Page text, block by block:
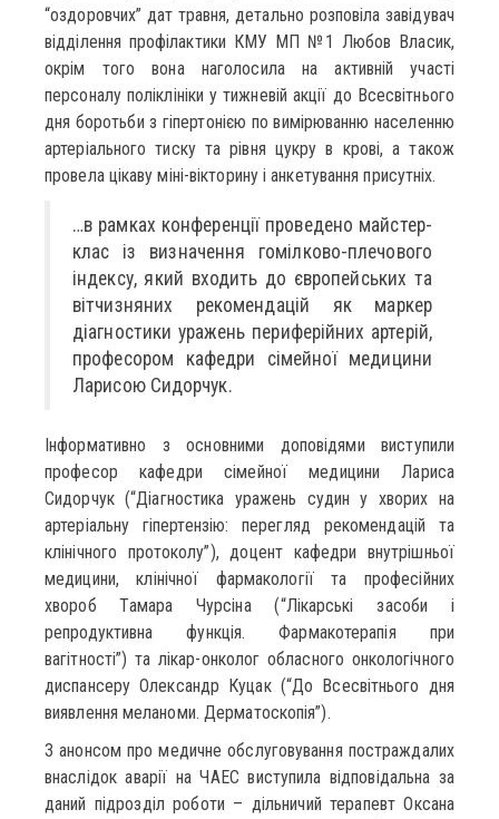
“оздоровчих” дат травня, детально розповіла завідувач
відділення профілактики КМУ МП №1 Любов Власик,
окрім того вона наголосила на активній участі
персоналу поліклініки у тижневій акції до Всесвітнього
дня боротьби з гіпертонією по вимірюванню населенню
артеріального тиску та рівня цукру в крові, а також
провела цікаву міні-вікторину і анкетування присутніх.
…в рамках конференції проведено майстер-
клас із визначення гомілково-плечового
індексу, який входить до європейських та
вітчизняних рекомендацій як маркер
діагностики уражень периферійних артерій,
професором кафедри сімейної медицини
Ларисою Сидорчук.
Інформативно з основними доповідями виступили
професор кафедри сімейної медицини Лариса
Сидорчук (“Діагностика уражень судин у хворих на
артеріальну гіпертензію: перегляд рекомендацій та
клінічного протоколу”), доцент кафедри внутрішньої
медицини, клінічної фармакології та професійних
хвороб Тамара Чурсіна (“Лікарські засоби і
репродуктивна функція. Фармакотерапія при
вагітності”) та лікар-онколог обласного онкологічного
диспансеру Олександр Куцак (“До Всесвітнього дня
виявлення меланоми. Дерматоскопія”).
З анонсом про медичне обслуговування постраждалих
внаслідок аварії на ЧАЕС виступила відповідальна за
даний підрозділ роботи – дільничий терапевт Оксана